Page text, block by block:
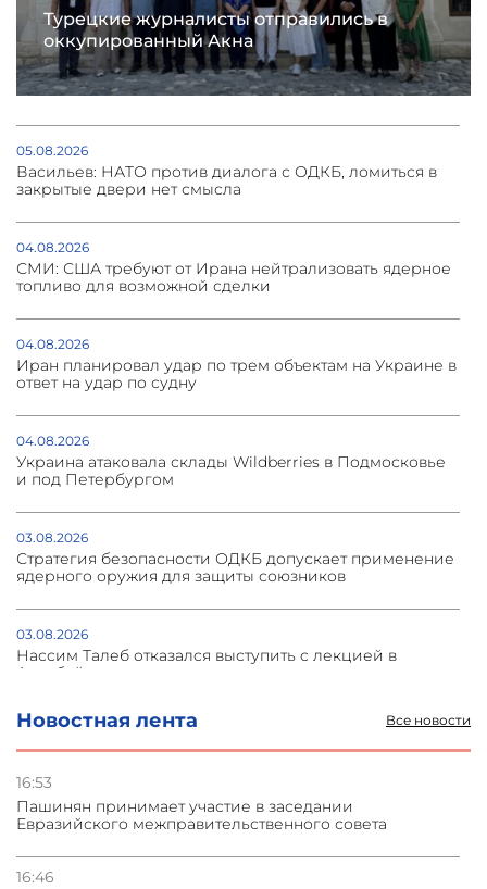
Новостная лента Все новости
16:53
Пашинян принимает участие в заседании
Евразийского межправительственного совета
16:46
Турецкие журналисты отправились в
оккупированный Акна
05.08.2026
Васильев: НАТО против диалога с ОДКБ, ломиться в
закрытые двери нет смысла
04.08.2026
СМИ: США требуют от Ирана нейтрализовать ядерное
топливо для возможной сделки
04.08.2026
Иран планировал удар по трем объектам на Украине в
ответ на удар по судну
04.08.2026
Украина атаковала склады Wildberries в Подмосковье
и под Петербургом
03.08.2026
Стратегия безопасности ОДКБ допускает применение
ядерного оружия для защиты союзников
03.08.2026
Нассим Талеб отказался выступить с лекцией в
Азербайджане
31.07.2026
Сотрудничество и очереди – детали визита главы
31.07.2026